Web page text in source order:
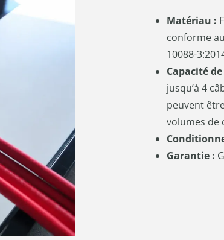
Matériau :
conforme
10088-
Capacité
jusqu’à 4
peuvent
volumes de
Garantie :